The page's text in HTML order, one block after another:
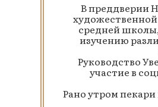
В преддверии
средней школы,
изучению
Руководство
участие в
Рано утром